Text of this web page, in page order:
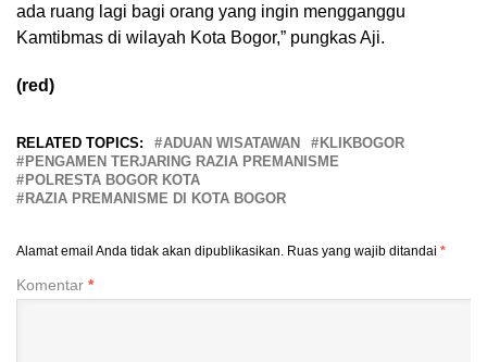
ada ruang lagi bagi orang yang ingin mengganggu
Kamtibmas di wilayah Kota Bogor,” pungkas Aji.
(red)
RELATED TOPICS: ADUAN WISATAWAN
KLIKBOGOR
PENGAMEN TERJARING RAZIA PREMANISME
POLRESTA BOGOR KOTA
RAZIA PREMANISME DI KOTA BOGOR
Alamat email Anda tidak akan dipublikasikan. Ruas yang wajib ditandai *
Komentar *